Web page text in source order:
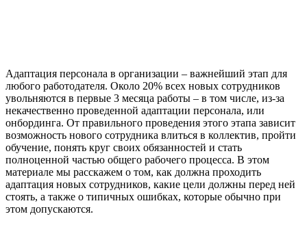
Адаптация персонала в организации – важнейший этап для
любого работодателя. Около 20% всех новых сотрудников
увольняются в первые 3 месяца работы – в том числе, из-за
некачественно проведенной адаптации персонала, или
онбординга. От правильного проведения этого этапа зависит
возможность нового сотрудника влиться в коллектив, пройти
обучение, понять круг своих обязанностей и стать
полноценной частью общего рабочего процесса. В этом
материале мы расскажем о том, как должна проходить
адаптация новых сотрудников, какие цели должны перед ней
стоять, а также о типичных ошибках, которые обычно при
этом допускаются.